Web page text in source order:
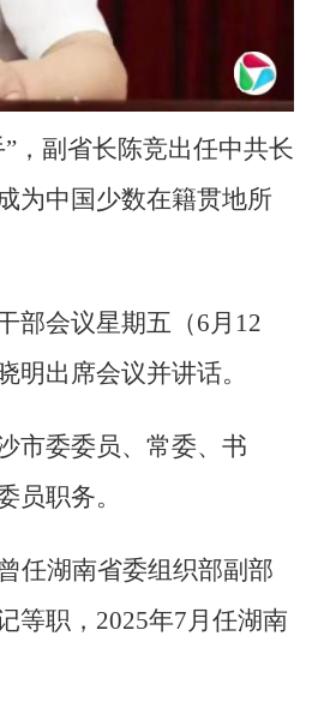
，副省长陈竞出任中共长
为中国少数在籍贯地所
部会议星期五（6月12
明出席会议并讲话。
市委委员、常委、书
员职务。
任湖南省委组织部副部
等职，2025年7月任湖南